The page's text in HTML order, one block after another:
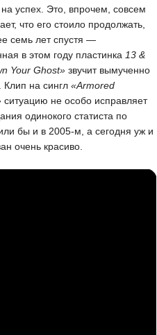
успех. Это, впрочем, совсем
что его стоило продолжать,
семь лет спустя —
в этом году пластинка 13 &
Your Ghost» звучит вымученно
Клип на сингл «Armored
ситуацию не особо исправляет
одинокого статиста по
бы и в 2005-м, а сегодня уж и
очень красиво.